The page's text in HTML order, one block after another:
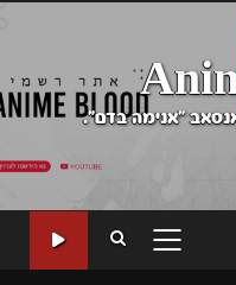
"אנימה בדם".
PRIMARY